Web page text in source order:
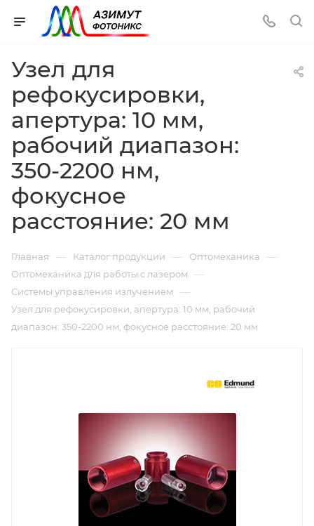
Узел для
рефокусировки,
апертура: 10 мм,
рабочий диапазон:
350-2200 нм,
фокусное
расстояние: 20 мм
Главная — Каталог продукции — Оптомеханика —
Оптомеханика для работы с лазером —
Системы управления излучением —
Узел для рефокусировки, апертура: 10 мм, рабочий
диапазон: 350-2200 нм, фокусное расстояние: 20 мм